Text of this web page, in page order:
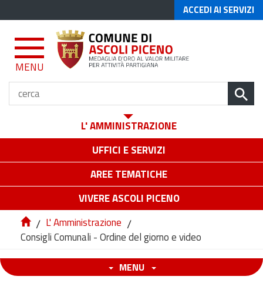
ACCEDI AI SERVIZI
MENU
L' AMMINISTRAZIONE
UFFICI E SERVIZI
AREE TEMATICHE
VIVERE ASCOLI PICENO
/ L' Amministrazione /
Consigli Comunali - Ordine del giorno e video
MENU